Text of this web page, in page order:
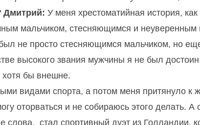
Дмитрий: У меня хрестоматийная история,
мальчиком, стесняющимся и неуверенным
не просто стесняющимся мальчиком, но
высокого звания мужчины я не был
хотя бы внешне.
видами спорта, а потом меня притянуло к
оторваться и не собираюсь этого делать.
слова, стал спортивный дуэт из Голландии,